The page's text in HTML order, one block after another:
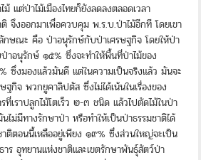
แต่ป่าไม้เมืองไทยก็ยังลดลงตลอดเวลา
จึงออกมาเพื่อควบคุม พ.ร.บ.ป่าไม้อีกที โดยเขา
ษณะ คือ ป่าอนุรักษ์กับป่าเศรษฐกิจ โดยให้ป่า
าอนุรักษ์ ๑๕% ซึ่งจะทำให้พื้นที่ป่าไม้ของ
ซึ่งมองแล้วมันดี แต่ในความเป็นจริงแล้ว มันจะ
ฐกิจ พวกยูคาลิปตัส ซึ่งไม่ได้เน้นในเรื่องของ
ที่เราปลูกไม้โตเร็ว ๒-๓ ชนิด แล้วไปตัดไม้ในป่า
ไม่มีทางรักษาป่า หรือทำให้เป็นป่าธรรมชาติได้
ติตอนนี้เหลืออยู่เพียง ๑๙% ซึ่งส่วนใหญ่จะเป็น
ร อุทยานแห่งชาติและเขตรักษาพันธุ์สัตว์ป่า